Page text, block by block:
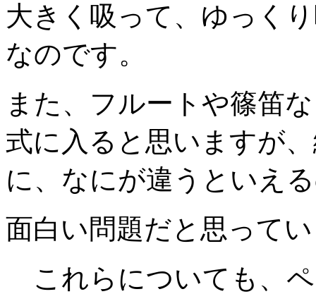
大きく吸って、ゆっく
なのです。
また、フルートや篠笛
式に入ると思いますが
に、なにが違うといえ
面白い問題だと思って
これらについても、